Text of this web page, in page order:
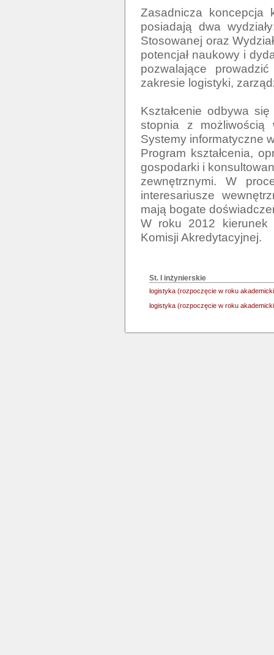
Zasadnicza koncepcja
posiadają dwa
Stosowanej oraz
potencjał naukowy i
pozwalające
zakresie logistyki,
Kształcenie odbywa
stopnia z możliwością
Systemy informatyczne
Program kształcenia,
gospodarki i
zewnętrznymi. W
interesariusze
mają bogate
W roku 2012 kierunek
Komisji Akredytacyjnej.
St. I inżynierskie
logistyka (rozpoczęcie w roku
logistyka (rozpoczęcie w roku